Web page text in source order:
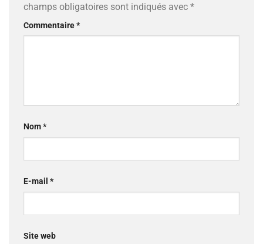
champs obligatoires sont indiqués avec *
Commentaire*
Nom*
E-mail *
Site web